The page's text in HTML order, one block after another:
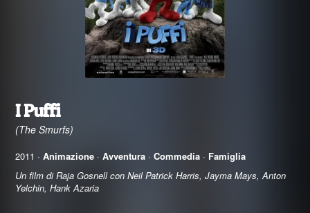
I Puffi
(The Smurfs)
2011 · Animazione ·Avventura ·Commedia · Famiglia
Un film di Raja Gosnell con Neil Patrick Harris, Jayma Mays, Anton
Yelchin, Hank Azaria